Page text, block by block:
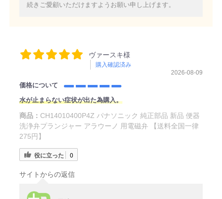
続きご愛顧いただけますようお願い申し上げます。
ヴァースキ様
購入確認済み
2026-08-09
価格について
水が止まらない症状が出た為購入。
商品： CH14010400P4Z パナソニック 純正部品 新品 便器
洗浄弁プランジャー アラウーノ 用電磁弁 【送料全国一律
275円】
役に立った 0
サイトからの返信